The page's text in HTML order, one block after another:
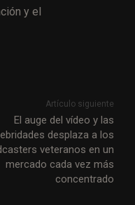
y el
Artículo siguiente
El auge del vídeo y las
desplaza a los
veteranos en un
mercado cada vez más
concentrado